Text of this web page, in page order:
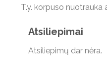
T.y. korpuso
Atsiliepimai
Atsiliepimų dar nėra.